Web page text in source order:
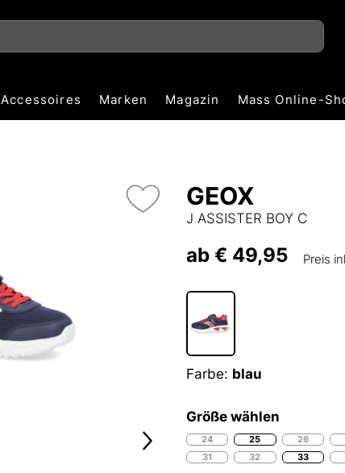
Accessoires Marken Magazin Mass Online-
GEOX
J ASSISTER BOY C
ab € 49,95 Preis
Farbe: blau
Größe wählen
24 25 26
31
32 33